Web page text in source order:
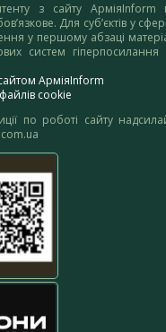
з сайту АрміяInform
Для суб’єктів у
у першому абзаці
систем
АрміяInform
cookie
по роботі сайту